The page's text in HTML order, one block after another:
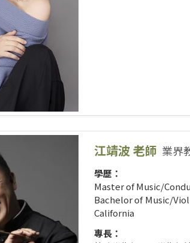
江靖波 老師 業界
學歷：
Master of Music/
Bachelor of Music/
California
專長：